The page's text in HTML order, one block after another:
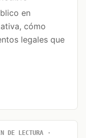
en
cómo
legales que
DE LECTURA